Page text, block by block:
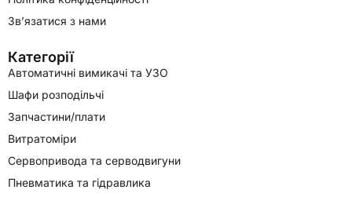
Зв’язатися з нами
Категорії
Автоматичні вимикачі та УЗО
Шафи розподільчі
Запчастини/плати
Витратоміри
Сервопривода та серводвигуни
Пневматика та гідравлика